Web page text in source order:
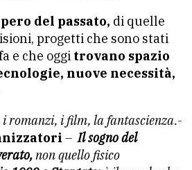
del passato, di quelle
progetti che sono stati
e che oggi trovano spazio
nuove necessità,
i romanzi, i film, la fantascienza.-
– Il sogno del
non quello fisico